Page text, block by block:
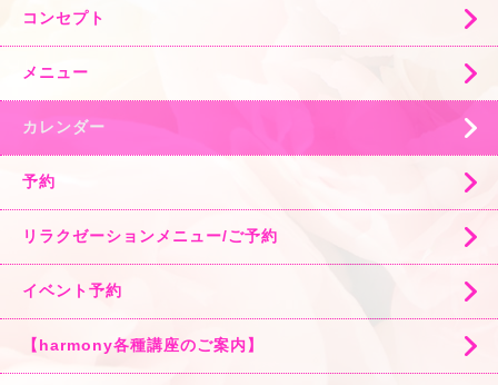
コンセプト
メニュー
カレンダー
予約
リラクゼーションメニュー/ご予約
イベント予約
【harmony各種講座のご案内】